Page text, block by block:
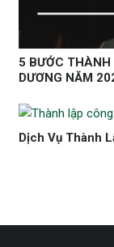
5 BƯỚC THÀNH
DƯƠNG NĂM
Dịch Vụ Thành